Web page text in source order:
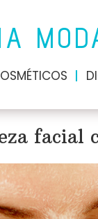
facial